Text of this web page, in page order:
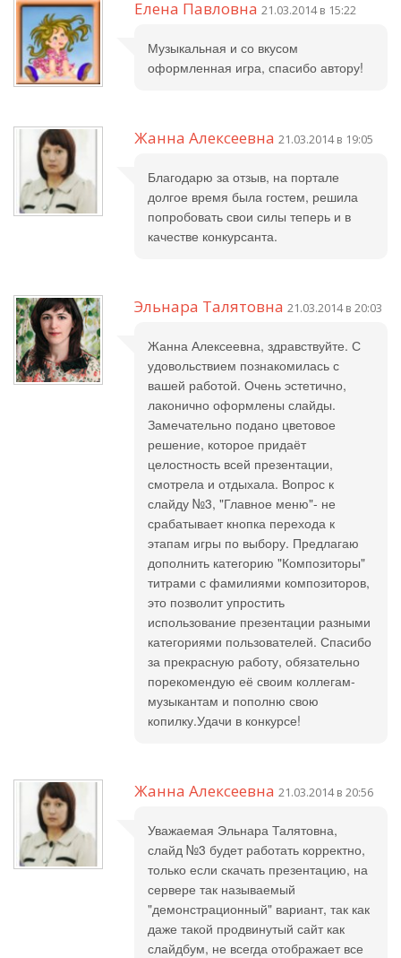
Елена Павловна 21.03.2014 в 15:22
Музыкальная и со вкусом
оформленная игра, спасибо автору!
Жанна Алексеевна 21.03.2014 в 19:05
Благодарю за отзыв, на портале
долгое время была гостем, решила
попробовать свои силы теперь и в
качестве конкурсанта.
Эльнара Талятовна 21.03.2014 в 20:03
Жанна Алексеевна, здравствуйте. С
удовольствием познакомилась с
вашей работой. Очень эстетично,
лаконично оформлены слайды.
Замечательно подано цветовое
решение, которое придаёт
целостность всей презентации,
смотрела и отдыхала. Вопрос к
слайду №3, "Главное меню"- не
срабатывает кнопка перехода к
этапам игры по выбору. Предлагаю
дополнить категорию "Композиторы"
титрами с фамилиями композиторов,
это позволит упростить
использование презентации разными
категориями пользователей. Спасибо
за прекрасную работу, обязательно
порекомендую её своим коллегам-
музыкантам и пополню свою
копилку.Удачи в конкурсе!
Жанна Алексеевна 21.03.2014 в 20:56
Уважаемая Эльнара Талятовна,
слайд №3 будет работать корректно,
только если скачать презентацию, на
сервере так называемый
"демонстрационный" вариант, так как
даже такой продвинутый сайт как
слайдбум, не всегда отображает все